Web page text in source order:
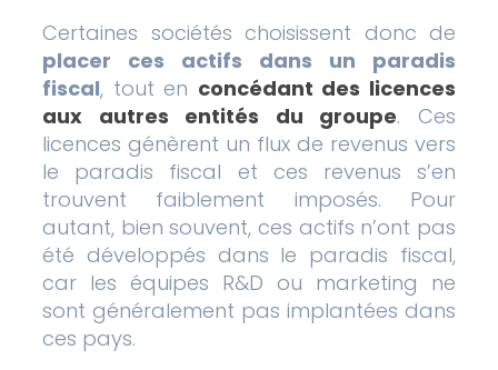
Certaines sociétés choisissent donc de
placer ces actifs dans un paradis
fiscal, tout en concédant des licences
aux autres entités du groupe. Ces
licences génèrent un flux de revenus vers
le paradis fiscal et ces revenus s’en
trouvent faiblement imposés. Pour
autant, bien souvent, ces actifs n’ont pas
été développés dans le paradis fiscal,
car les équipes R&D ou marketing ne
sont généralement pas implantées dans
ces pays.